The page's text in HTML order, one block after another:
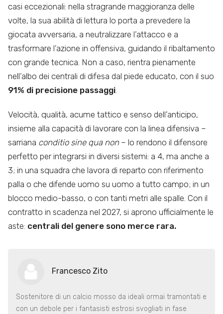
casi eccezionali: nella stragrande maggioranza delle
volte, la sua abilità di lettura lo porta a prevedere la
giocata avversaria, a neutralizzare l’attacco e a
trasformare l’azione in offensiva, guidando il ribaltamento
con grande tecnica. Non a caso, rientra pienamente
nell’albo dei centrali di difesa dal piede educato, con il suo
91% di precisione passaggi.
Velocità, qualità, acume tattico e senso dell’anticipo,
insieme alla capacità di lavorare con la linea difensiva –
sarriana conditio sine qua non– lo rendono il difensore
perfetto per integrarsi in diversi sistemi: a 4, ma anche a
3; in una squadra che lavora di reparto con riferimento
palla o che difende uomo su uomo a tutto campo; in un
blocco medio-basso, o con tanti metri alle spalle. Con il
contratto in scadenza nel 2027, si aprono ufficialmente le
aste: centrali del genere sono merce rara.
Francesco Zito
Sostenitore di un calcio mosso da ideali ormai tramontati e
con un debole per i fantasisti estrosi svogliati in fase